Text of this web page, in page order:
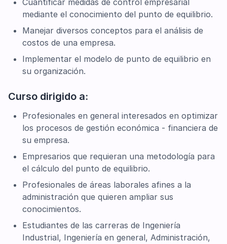
Cuantificar medidas de control empresarial
mediante el conocimiento del punto de equilibrio.
Manejar diversos conceptos para el análisis de
costos de una empresa.
Implementar el modelo de punto de equilibrio en
su organización.
Curso dirigido a:
Profesionales en general interesados en optimizar
los procesos de gestión económica - financiera de
su empresa.
Empresarios que requieran una metodología para
el cálculo del punto de equilibrio.
Profesionales de áreas laborales afines a la
administración que quieren ampliar sus
conocimientos.
Estudiantes de las carreras de Ingeniería
Industrial, Ingeniería en general, Administración,